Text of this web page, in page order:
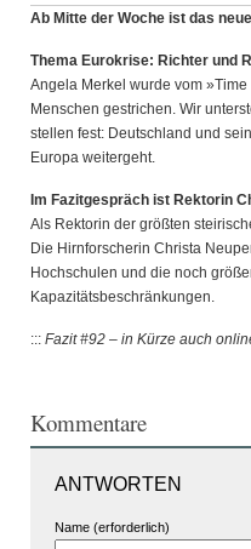
Ab Mitte der Woche ist das
Thema Eurokrise: Richter und
Angela Merkel wurde vom
Menschen gestrichen. Wir
stellen fest: Deutschland und
Europa weitergeht.
Im Fazitgespräch ist Rektorin
Als Rektorin der größten
Die Hirnforscherin Christa
Hochschulen und die noch
Kapazitätsbeschränkungen.
::: Fazit #92 – in Kürze auch
Kommentare
ANTWORTEN
Name (erforderlich)